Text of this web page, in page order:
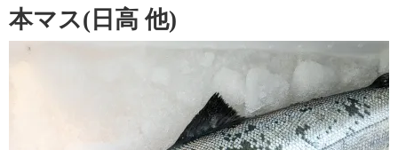
本マス(日高 他)